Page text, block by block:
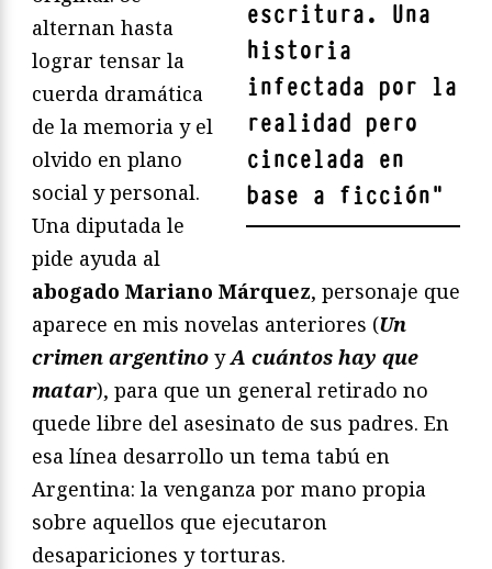
escritura. Una
historia
infectada por la
realidad pero
cincelada en
base a ficción"
alternan hasta
lograr tensar la
cuerda dramática
de la memoria y el
olvido en plano
social y personal.
Una diputada le
pide ayuda al
abogado Mariano Márquez, personaje que
aparece en mis novelas anteriores (Un
crimen argentino yA cuántos hay que
matar), para que un general retirado no
quede libre del asesinato de sus padres. En
esa línea desarrollo un tema tabú en
Argentina: la venganza por mano propia
sobre aquellos que ejecutaron
desapariciones y torturas.